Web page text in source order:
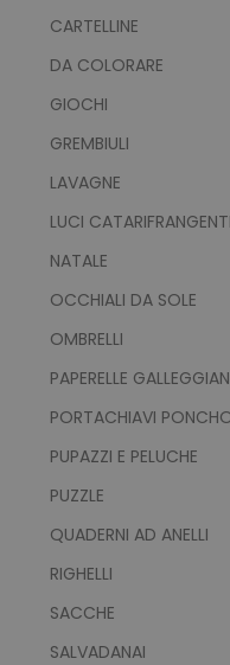
CARTELLINE
DA COLORARE
GIOCHI
GREMBIULI
LAVAGNE
LUCI CATARIFRANGENTI
NATALE
OCCHIALI DA SOLE
OMBRELLI
PAPERELLE
PORTACHIAVI
PUPAZZI E PELUCHE
PUZZLE
QUADERNI AD ANELLI
RIGHELLI
SACCHE
SALVADANAI